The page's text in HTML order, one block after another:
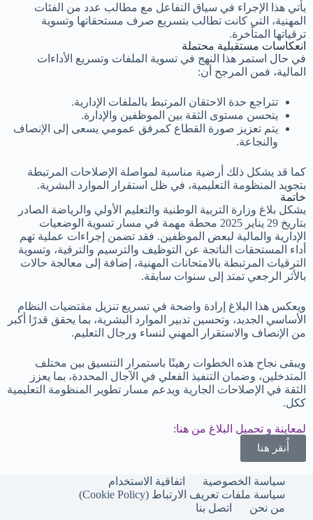
يأتي هذا الإجراء في سياق التفاعل مع مطالب عدد من الفئات
المهنية، التي كانت تطالب بتسريع صرف مستحقاتها وتسوية
ترقياتها المتأخرة.
انعكاسات مستقبلية محتملة
في حال استمر هذا النهج في تسوية الملفات وتسريع الأداءات
المالية، فمن المرجح أن:
تتراجع حدة الاحتقان المرتبط بالملفات الإدارية.
يتحسن مستوى الثقة بين الموظفين والإدارة.
يتم تعزيز صورة القطاع كمرفق عمومي يسعى إلى الإنصاف
والنجاعة.
كما قد يشكل ذلك أرضية مناسبة لمواصلة الإصلاحات المرتبطة
بتجويد المنظومة التعليمية، في ظل استقرار الموارد البشرية.
خاتمة
يشكل بلاغ وزارة التربية الوطنية والتعليم الأولي والرياضة الصادر
بتاريخ 29 يناير 2025 محطة مهمة في مسار تسوية الوضعيات
الإدارية والمالية لبعض الموظفين. فقد تضمن إجراءات عملية تهم
أداء المستحقات الناتجة عن التوظيف والترسيم والترقية، وتسوية
الترقيات المرتبطة بالامتحانات المهنية، إضافة إلى معالجة حالات
بالأثر الرجعي تمتد إلى سنوات سابقة.
ويعكس هذا البلاغ إرادة واضحة في تسريع تنزيل مقتضيات النظام
الأساسي الجديد، وتحسين تدبير الموارد البشرية، بما يحقق قدرًا أكبر
من الإنصاف والاستقرار المهني لنساء ورجال التعليم.
ويبقى نجاح هذه الخطوات رهينًا باستمرار التنسيق بين مختلف
المتدخلين، وضمان التنفيذ الفعلي في الآجال المحددة، بما يعزز
الثقة في الإصلاحات الجارية ويدعم مسار تطوير المنظومة التعليمية
ككل.
لمعاينة و تحميل البلاغ من هنا:
أُنقر هنا
سياسة الخصوصية
اتفاقية الاستخدام
سياسة ملفات تعريف الارتباط (Cookie Policy)
من نحن
اتصل بنا